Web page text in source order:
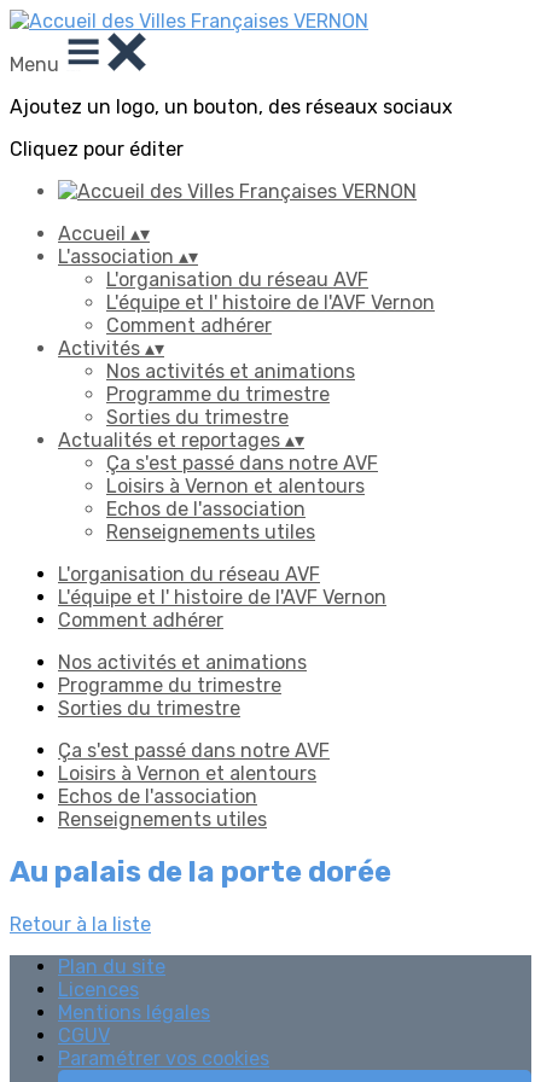
Menu
Ajoutez un logo, un bouton, des réseaux sociaux
Cliquez pour éditer
Accueil ▴▾
L'association ▴▾
L'organisation du réseau AVF
L'équipe et l' histoire de l'AVF Vernon
Comment adhérer
Activités ▴▾
Nos activités et animations
Programme du trimestre
Sorties du trimestre
Actualités et reportages ▴▾
Ça s'est passé dans notre AVF
Loisirs à Vernon et alentours
Echos de l'association
Renseignements utiles
L'organisation du réseau AVF
L'équipe et l' histoire de l'AVF Vernon
Comment adhérer
Nos activités et animations
Programme du trimestre
Sorties du trimestre
Ça s'est passé dans notre AVF
Loisirs à Vernon et alentours
Echos de l'association
Renseignements utiles
Au palais de la porte dorée
Retour à la liste
Plan du site
Licences
Mentions légales
CGUV
Paramétrer vos cookies